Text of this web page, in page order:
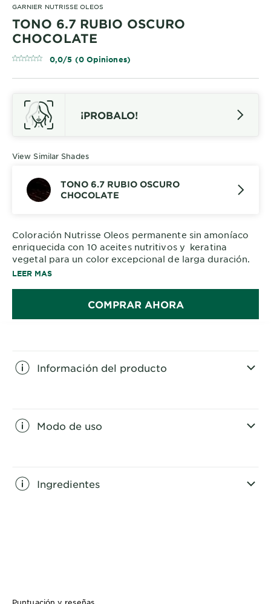
GARNIER NUTRISSE OLEOS
TONO 6.7 RUBIO OSCURO
CHOCOLATE
0,0/5 (0 Opiniones)
¡PROBALO!
View Similar Shades
TONO 6.7 RUBIO OSCURO
CHOCOLATE
Coloración Nutrisse Oleos permanente sin amoníaco
enriquecida con 10 aceites nutritivos y keratina
vegetal para un color excepcional de larga duración.
Cabello 5 veces más fuerte y brillante.
LEER MAS
COMPRAR AHORA
Información del producto
Modo de uso
Ingredientes
Puntuación y reseñas